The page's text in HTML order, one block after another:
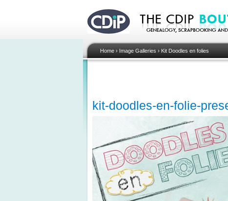
Home› Image Galleries › Kit Doodles en folies
kit-doodles-en-folie-